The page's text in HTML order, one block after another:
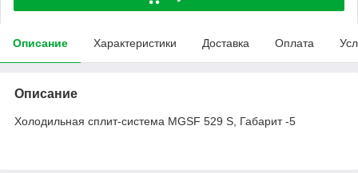
Описание Характеристики Доставка Оплата
Описание
Холодильная сплит-система МGSF 529 S, Габарит -5